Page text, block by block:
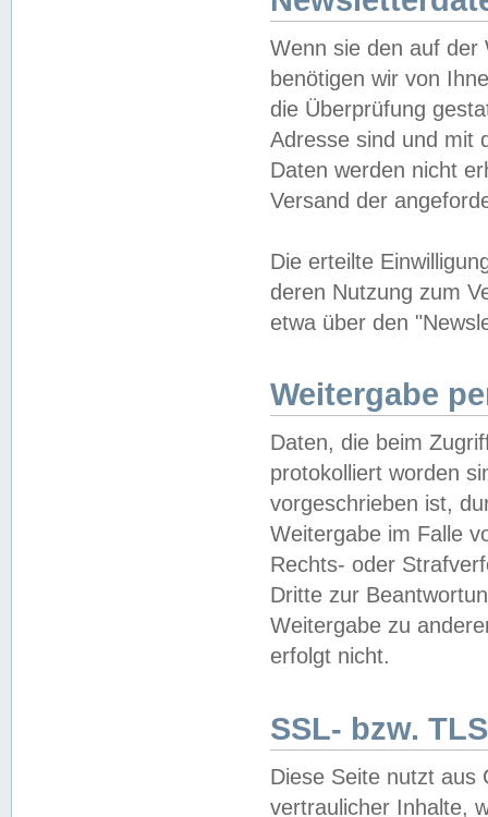
Wenn sie den auf der
benötigen wir von
die Überprüfung
Adresse sind und mit
Daten werden nicht
Versand der
Die erteilte
deren Nutzung zum
etwa über den
Weitergabe
Daten, die beim
protokolliert worden
vorgeschrieben ist,
Weitergabe im Falle
Rechts- oder
Dritte zur
Weitergabe zu
erfolgt nicht.
SSL- bzw.
Diese Seite nutzt aus
vertraulicher Inhalte,